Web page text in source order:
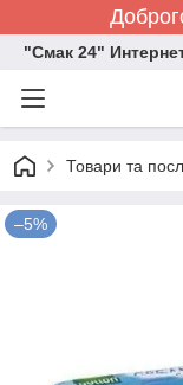
"Смак 24"
Товари та
–5%